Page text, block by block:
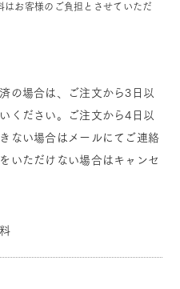
お客様のご負担とさせていただ
の場合は、ご注文から3日以
ください。ご注文から4日以
ない場合はメールにてご連絡
いただけない場合はキャンセ